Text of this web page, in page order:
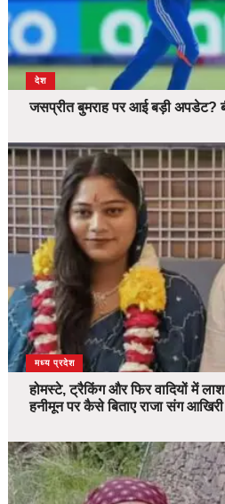
देश
जसप्रीत बुमराह पर आई बड़ी अपडेट?
देश
मध्य प्रदेश
होमस्टे, ट्रैकिंग और फिर वादियों में
हनीमून पर कैसे बिताए राजा संग